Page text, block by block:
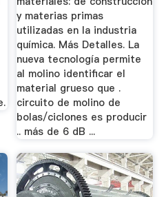
y materias primas
utilizadas en la industria
química. Más Detalles. La
nueva tecnología permite
al molino identificar el
material grueso que .
circuito de molino de
bolas/ciclones es producir
.. más de 6 dB ...